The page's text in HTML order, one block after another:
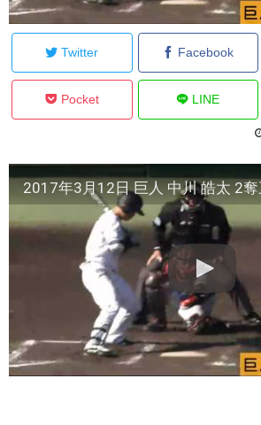
Twitter Facebook
Pocket LINE
2017年3月12日 巨人 中川 皓太 2